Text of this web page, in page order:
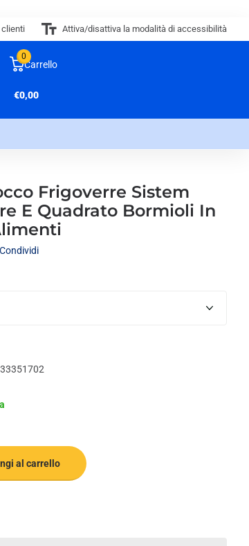
Attiva/disattiva la modalità di accessibilità
Carrello
0
€0,00
Frigoverre Sistem
E Quadrato Bormioli In
Condividi
al carrello